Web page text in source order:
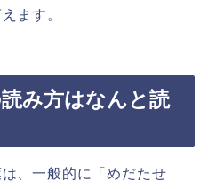
ます。
読み方はなんと読
、一般的に「めだたせ